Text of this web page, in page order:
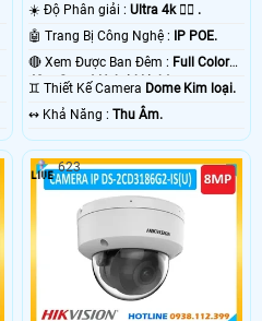
☀️ Độ Phân giải :Ultra 4k 👍🏾 .
🤖️ Trang Bị Công Nghệ :
IP POE.
🔴 Xem Được Ban Đêm : Full Color
40m Smart Hybrid Light.
♊ Thiết Kế Camera Dome Kim loại.
️↭ Khả Năng :Thu Âm.
623